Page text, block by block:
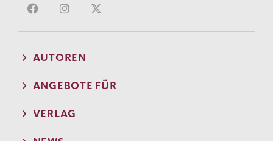
AUTOREN
ANGEBOTE FÜR
VERLAG